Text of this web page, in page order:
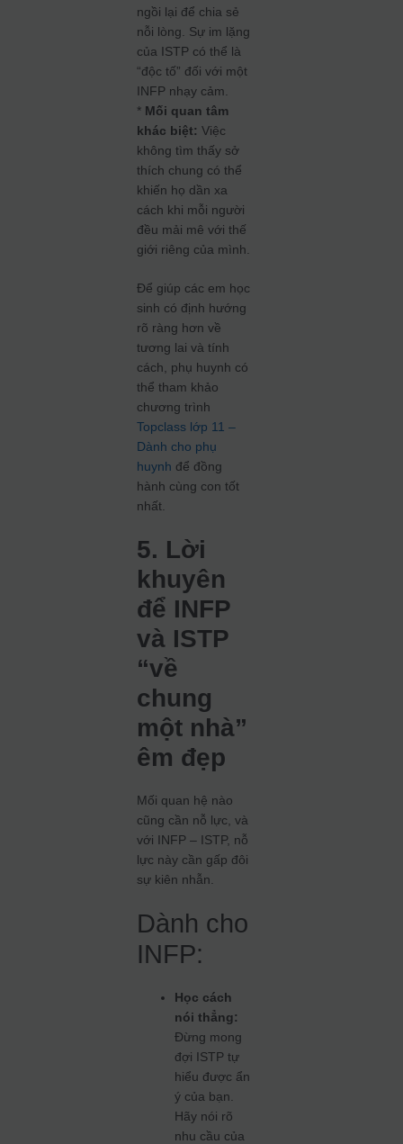
ngồi lại để chia sẻ
nỗi lòng. Sự im lặng
của ISTP có thể là
“độc tố” đối với một
INFP nhạy cảm.
* Mối quan tâm
khác biệt: Việc
không tìm thấy sở
thích chung có thể
khiến họ dần xa
cách khi mỗi người
đều mải mê với thế
giới riêng của mình.
Để giúp các em học
sinh có định hướng
rõ ràng hơn về
tương lai và tính
cách, phụ huynh có
thể tham khảo
chương trình
Topclass lớp 11 –
Dành cho phụ
huynh để đồng
hành cùng con tốt
nhất.
5. Lời
khuyên
để INFP
và ISTP
“về
chung
một nhà”
êm đẹp
Mối quan hệ nào
cũng cần nỗ lực, và
với INFP – ISTP, nỗ
lực này cần gấp đôi
sự kiên nhẫn.
Dành cho
INFP:
Học cách
nói thẳng:
Đừng mong
đợi ISTP tự
hiểu được ẩn
ý của bạn.
Hãy nói rõ
nhu cầu của